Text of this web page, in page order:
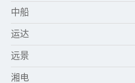
中船
运达
远景
湘电